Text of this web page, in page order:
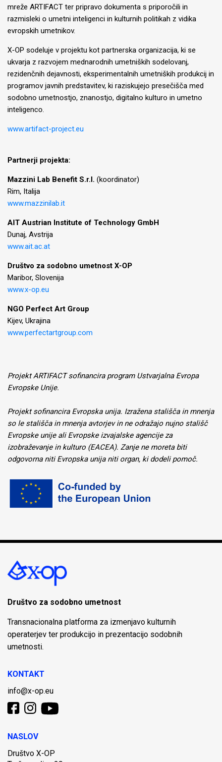
mreže ARTIFACT ter pripravo dokumenta s priporočili in
razmisleki o umetni inteligenci in kulturnih politikah z vidika
evropskih umetnikov.
X-OP sodeluje v projektu kot partnerska organizacija, ki se
ukvarja z razvojem mednarodnih umetniških sodelovanj,
rezidenčnih dejavnosti, eksperimentalnih umetniških produkcij in
programov javnih predstavitev, ki raziskujejo presečišča med
sodobno umetnostjo, znanostjo, digitalno kulturo in umetno
inteligenco.
www.artifact-project.eu
Partnerji projekta:
Mazzini Lab Benefit S.r.l. (koordinator)
Rim, Italija
www.mazzinilab.it
AIT Austrian Institute of Technology GmbH
Dunaj, Avstrija
www.ait.ac.at
Društvo za sodobno umetnost X-OP
Maribor, Slovenija
www.x-op.eu
NGO Perfect Art Group
Kijev, Ukrajina
www.perfectartgroup.com
Projekt ARTIFACT sofinancira program Ustvarjalna Evropa
Evropske Unije.
Projekt sofinancira Evropska unija. Izražena stališča in mnenja
so le stališča in mnenja avtorjev in ne odražajo nujno stališč
Evropske unije ali Evropske izvajalske agencije za
izobraževanje in kulturo (EACEA). Zanje ne moreta biti
odgovorna niti Evropska unija niti organ, ki dodeli pomoč.
Društvo za sodobno umetnost
Transnacionalna platforma za izmenjavo kulturnih
operaterjev ter produkcijo in prezentacijo sodobnih
umetnosti.
KONTAKT
info@x-op.eu
NASLOV
Društvo X-OP